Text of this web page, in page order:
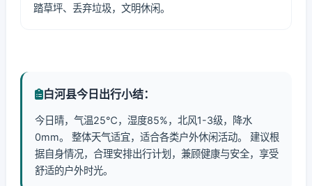
踏草坪、丢弃垃圾，文明休闲。
白河县今日出行小结：
今日晴，气温25℃，湿度85%，北风1-3级，降水
0mm。 整体天气适宜，适合各类户外休闲活动。 建议根
据自身情况，合理安排出行计划，兼顾健康与安全，享受
舒适的户外时光。